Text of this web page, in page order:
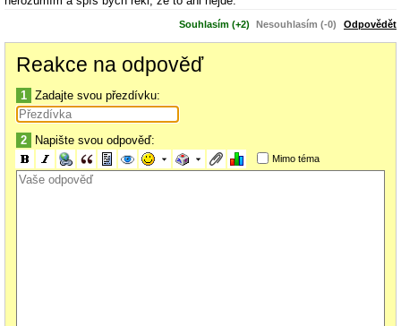
Souhlasím (+2) Nesouhlasím (-0) Odpovědět
Reakce na odpověď
1 Zadajte svou přezdívku:
2 Napište svou odpověď:
Mimo téma